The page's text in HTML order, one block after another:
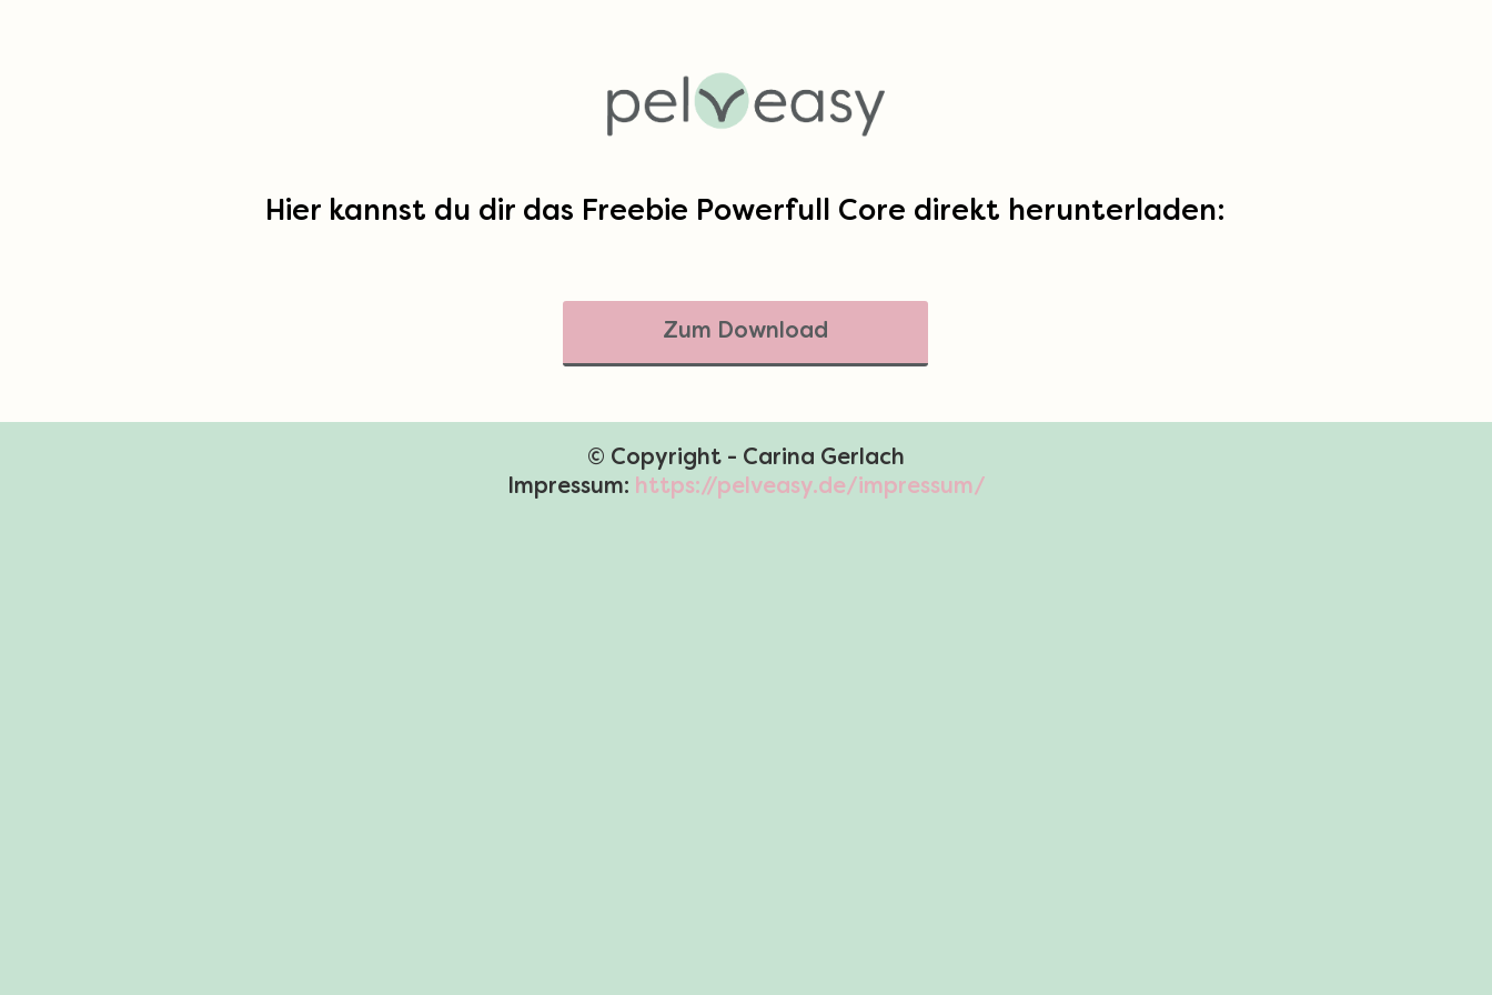
Hier kannst du dir das Freebie Powerfull Core direkt herunterladen:
Zum Download
© Copyright - Carina Gerlach
Impressum: https://pelveasy.de/impressum/